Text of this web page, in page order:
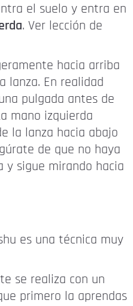
el suelo y entra en
. Ver lección de
hacia arriba
lanza. En realidad
pulgada antes de
mano izquierda
la lanza hacia abajo
de que no haya
y sigue mirando hacia
es una técnica muy
se realiza con un
primero la aprendas